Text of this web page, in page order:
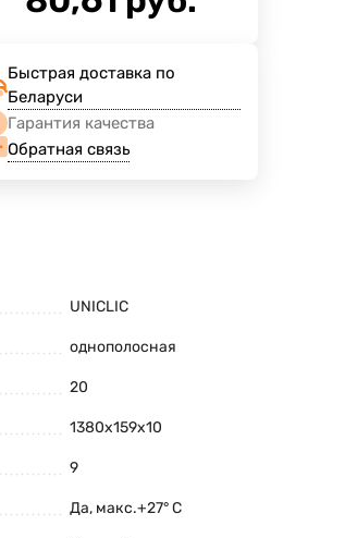
Быстрая доставка по
Беларуси
Гарантия качества
Обратная связь
UNICLIC
однополосная
20
1380х159х10
9
Да, макс.+27° С